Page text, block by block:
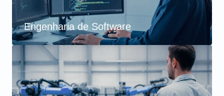
Engenharia de Software